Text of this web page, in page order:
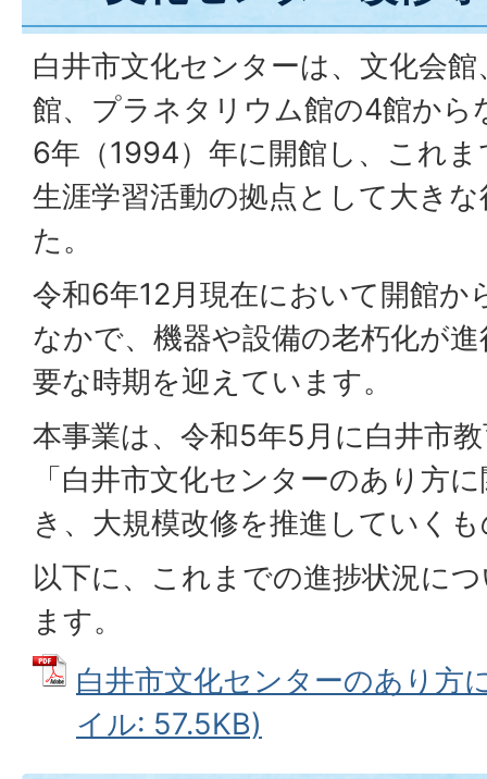
白井市文化センターは、文化会
館、プラネタリウム館の4館から
6年（1994）年に開館し、これ
生涯学習活動の拠点として大き
た。
令和6年12月現在において開館か
なかで、機器や設備の老朽化が
要な時期を迎えています。
本事業は、令和5年5月に白井市
「白井市文化センターのあり方
き、大規模改修を推進していく
以下に、これまでの進捗状況に
ます。
白井市文化センターのあり方
イル: 57.5KB)